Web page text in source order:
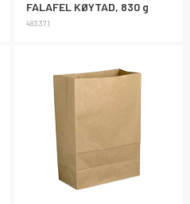
FALAFEL KØYTAD, 830 g
483371